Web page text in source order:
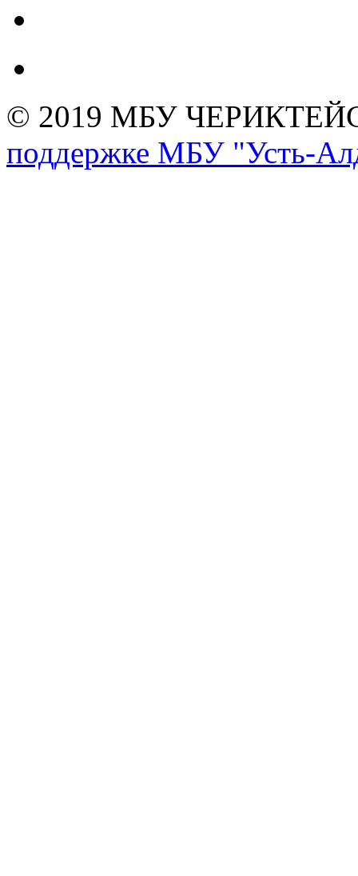
© 2019 МБУ
поддержке МБУ "Усть-